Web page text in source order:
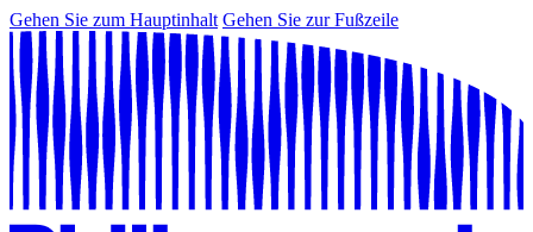
Gehen Sie zum Hauptinhalt Gehen Sie zur Fußzeile